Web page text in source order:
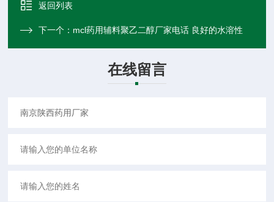
返回列表
下一个： mcl药用辅料聚乙二醇厂家电话 良好的水溶性
在线留言